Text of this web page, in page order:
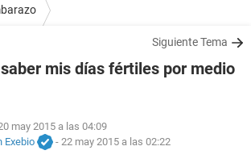
Siguiente Tema
mis días fértiles por medio
may 2015 a las 04:09
Exebio
- 22 may 2015 a las 02:22